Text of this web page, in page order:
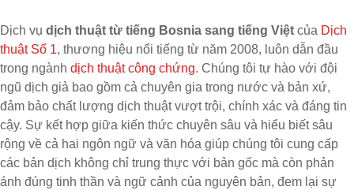
Dịch vụ dịch thuật từ tiếng Bosnia sang tiếng Việt của Dịch
thuật Số 1, thương hiệu nổi tiếng từ năm 2008, luôn dẫn đầu
trong ngành dịch thuật công chứng. Chúng tôi tự hào với đội
ngũ dịch giả bao gồm cả chuyên gia trong nước và bản xứ,
đảm bảo chất lượng dịch thuật vượt trội, chính xác và đáng tin
cậy. Sự kết hợp giữa kiến thức chuyên sâu và hiểu biết sâu
rộng về cả hai ngôn ngữ và văn hóa giúp chúng tôi cung cấp
các bản dịch không chỉ trung thực với bản gốc mà còn phản
ánh đúng tinh thần và ngữ cảnh của nguyên bản, đem lại sự